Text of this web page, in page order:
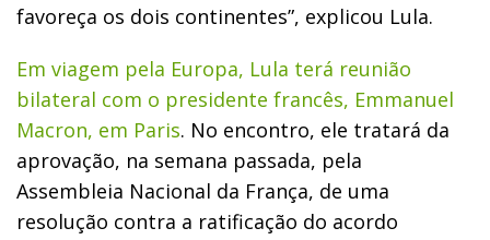
favoreça os dois continentes”, explicou Lula.
Em viagem pela Europa, Lula terá reunião
bilateral com o presidente francês, Emmanuel
Macron, em Paris. No encontro, ele tratará da
aprovação, na semana passada, pela
Assembleia Nacional da França, de uma
resolução contra a ratificação do acordo